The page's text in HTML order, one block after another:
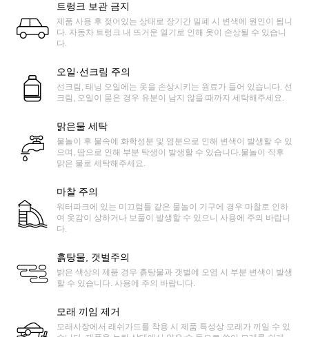
트렁크 보관 금지
제품 사용 후 젖어있는 상태로 장기간 밀폐 시 변색에 원인이 됩니
다. 자동차 트렁크 내 뜨거운 열기로 인해 옷이 손상될 수 있습니
다.
오일·선크림 주의
선크림, 태닝 오일에는 옷을 손상시키는 원료가 들어 있습니다. 선
크림, 오일이 묻은 경우 유분이 남지 않을 때까지 세탁해주세요.
맑은물 세탁
물놀이 후 물속에 화학성분 및 염분으로 인해 변색이 발생할 수 있
으며, 땀으로 인해 부분 탁생이 발생할 수 있습니다.물놀이 직후
맑은 물로 세탁해주세요.
마찰 주의
워터파크에 있는 미끄럼틀 같은 물놀이 기구에 경우 마찰로 인하
여 옷감이 상하거나 보풀이 발생할 수 있으니 사용에 주의 바랍니
다.
흙탕물, 갯벌주의
밝은 색상의 제품 경우 흙탕물과 갯벌에 오염 시 부분 변색이 발생
할 수 있습니다. 사용에 주의 바랍니다.
모래 끼임 제거
모래사장에서 래쉬가드를 착용 시 제품 특성상 모래가 끼일 수 있